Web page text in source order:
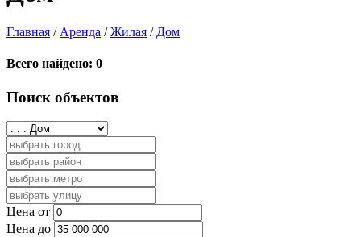
Главная / Аренда /Жилая / Дом
Всего найдено: 0
Поиск объектов
Цена от
Цена до